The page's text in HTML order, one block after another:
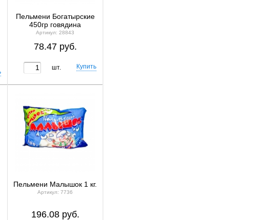
Пельмени Богатырские
450гр говядина
Артикул: 28843
78.47 руб.
шт.
Пельмени Малышок 1 кг.
Артикул: 7736
196.08 руб.